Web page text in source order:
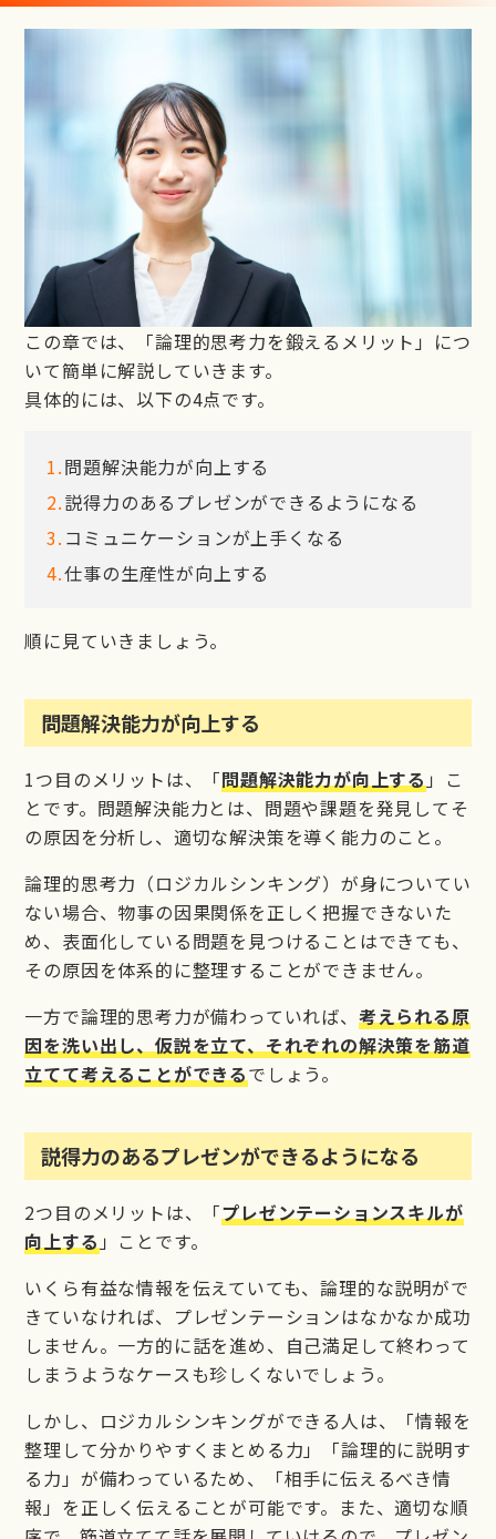
この章では、「論理的思考力を鍛えるメリット」につ
いて簡単に解説していきます。
具体的には、以下の4点です。
問題解決能力が向上する
説得力のあるプレゼンができるようになる
コミュニケーションが上手くなる
仕事の生産性が向上する
順に見ていきましょう。
問題解決能力が向上する
1つ目のメリットは、「問題解決能力が向上する」こ
とです。問題解決能力とは、問題や課題を発見してそ
の原因を分析し、適切な解決策を導く能力のこと。
論理的思考力（ロジカルシンキング）が身についてい
ない場合、物事の因果関係を正しく把握できないた
め、表面化している問題を見つけることはできても、
その原因を体系的に整理することができません。
一方で論理的思考力が備わっていれば、 考えられる原
因を洗い出し、仮説を立て、それぞれの解決策を筋道
立てて考えることができるでしょう。
説得力のあるプレゼンができるようになる
2つ目のメリットは、「プレゼンテーションスキルが
向上する」ことです。
いくら有益な情報を伝えていても、論理的な説明がで
きていなければ、プレゼンテーションはなかなか成功
しません。一方的に話を進め、自己満足して終わって
しまうようなケースも珍しくないでしょう。
しかし、ロジカルシンキングができる人は、「情報を
整理して分かりやすくまとめる力」「論理的に説明す
る力」が備わっているため、「相手に伝えるべき情
報」を正しく伝えることが可能です。また、適切な順